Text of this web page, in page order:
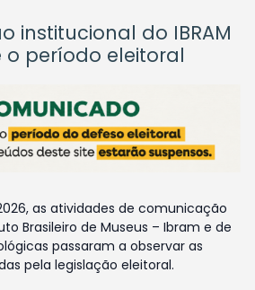
institucional do IBRAM
período eleitoral
as atividades de comunicação
Brasileiro de Museus – Ibram e de
passaram a observar as
pela legislação eleitoral.